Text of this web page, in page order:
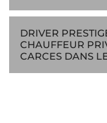
DRIVER
CHAUFFEUR
CARCES DANS